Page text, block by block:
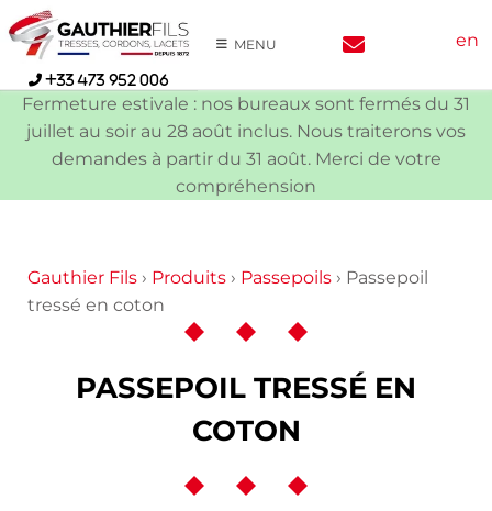
Skip
to
content
+33 473 952 006
MENU en
Fermeture estivale : nos bureaux sont fermés du 31
juillet au soir au 28 août inclus. Nous traiterons vos
demandes à partir du 31 août. Merci de votre
compréhension
Gauthier Fils › Produits › Passepoils › Passepoil
tressé en coton
PASSEPOIL TRESSÉ EN
COTON